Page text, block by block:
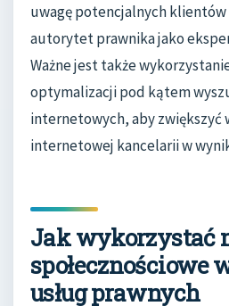
uwagę potencjalnych
autorytet prawnika jako
Ważne jest także
optymalizacji pod kątem
internetowych, aby zwiększyć
internetowej kancelarii w
Jak wykorzystać
społecznościowe
usług prawnych